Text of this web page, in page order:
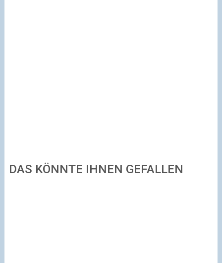
DAS KÖNNTE IHNEN GEFALLEN